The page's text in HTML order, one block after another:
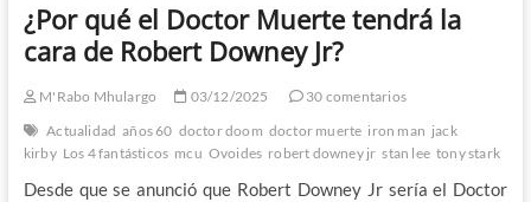
¿Por qué el Doctor Muerte tendrá la
cara de Robert Downey Jr?
M'Rabo Mhulargo 03/12/2025
30 comentarios
Actualidad años 60 doctor doom doctor muerte iron man jack
kirby Los 4 fantásticos mcu Ovoides robert downey jr stan lee tony stark
Desde que se anunció que Robert Downey Jr sería el Doctor